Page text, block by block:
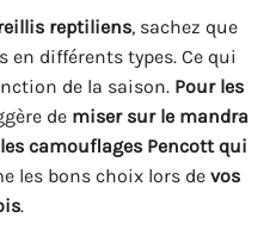
reptiliens, sachez que
en différents types. Ce qui
de la saison. Pour les
de miser sur le mandra
les camouflages Pencott qui
les bons choix lors de vos
.